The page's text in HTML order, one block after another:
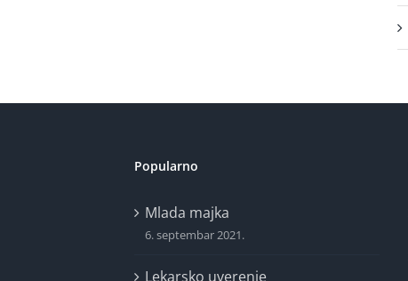
Popularno
Mlada majka
6. septembar 2021.
Lekarsko uverenje